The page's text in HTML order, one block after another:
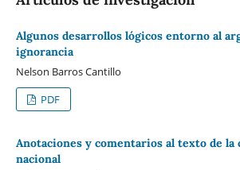
Algunos desarrollos lógicos entorno al
ignorancia
Nelson Barros Cantillo
PDF
Anotaciones y comentarios al texto de
nacional